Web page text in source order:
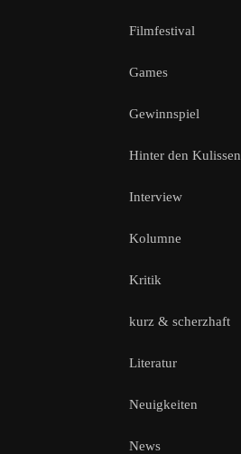
Filmfestival
Games
Gewinnspiel
Hinter den Kulissen
Interview
Kolumne
Kritik
kurz & scherzhaft
Literatur
Neuigkeiten
News